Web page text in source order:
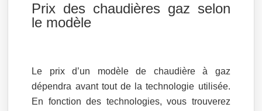
Prix des chaudières gaz selon
le modèle
Le prix d’un modèle de chaudière à gaz
dépendra avant tout de la technologie utilisée.
En fonction des technologies, vous trouverez